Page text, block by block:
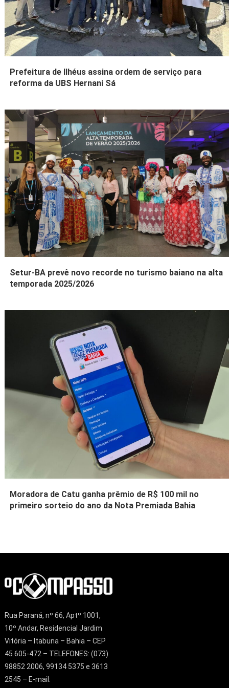
Prefeitura de Ilhéus assina ordem de serviço para
reforma da UBS Hernani Sá
Setur-BA prevê novo recorde no turismo baiano na alta
temporada 2025/2026
Moradora de Catu ganha prêmio de R$ 100 mil no
primeiro sorteio do ano da Nota Premiada Bahia
Rua Paraná, nº 66, Aptº 1001,
10º Andar, Residencial Jardim
Vitória – Itabuna – Bahia – CEP
45.605-472 – TELEFONES: (073)
98852 2006, 99134 5375 e 3613
2545 – E-mail: